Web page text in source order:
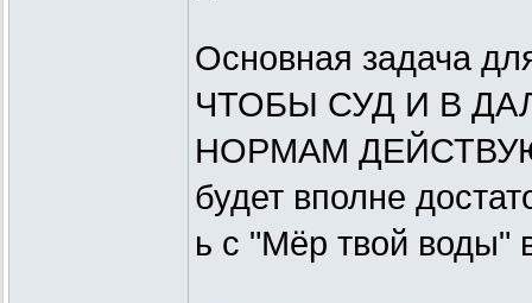
Основная задача
ЧТОБЫ СУД И В
НОРМАМ
будет вполне
ь с "Мёр твой воды"